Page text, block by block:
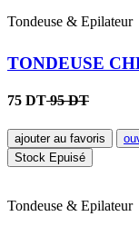
Tondeuse & Epilateur
TONDEUSE
75 DT95 DT
ajouter au favoris
Stock Epuisé
Tondeuse & Epilateur